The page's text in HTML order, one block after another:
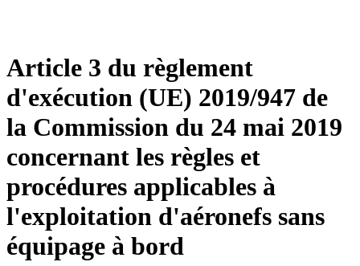
Article 3 du règlement
d'exécution (UE) 2019/947 de
la Commission du 24 mai 2019
concernant les règles et
procédures applicables à
l'exploitation d'aéronefs sans
équipage à bord